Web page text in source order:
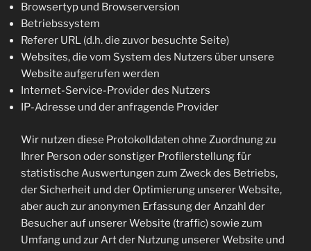
Browsertyp und Browserversion
Betriebssystem
Referer URL (d.h. die zuvor besuchte Seite)
Websites, die vom System des Nutzers über unsere
Website aufgerufen werden
Internet-Service-Provider des Nutzers
IP-Adresse und der anfragende Provider
Wir nutzen diese Protokolldaten ohne Zuordnung zu
Ihrer Person oder sonstiger Profilerstellung für
statistische Auswertungen zum Zweck des Betriebs,
der Sicherheit und der Optimierung unserer Website,
aber auch zur anonymen Erfassung der Anzahl der
Besucher auf unserer Website (traffic) sowie zum
Umfang und zur Art der Nutzung unserer Website und